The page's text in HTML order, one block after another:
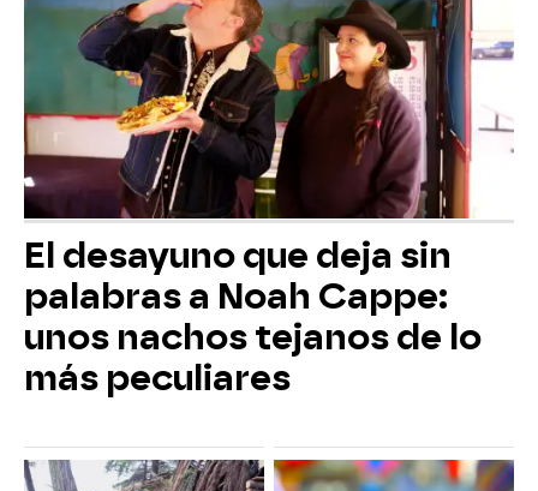
El desayuno que deja sin
palabras a Noah Cappe:
unos nachos tejanos de lo
más peculiares